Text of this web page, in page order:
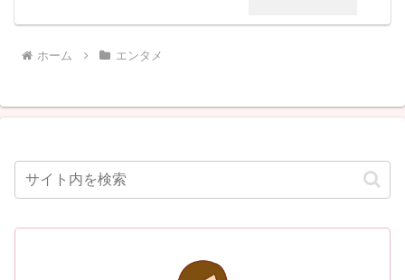
ホーム エンタメ